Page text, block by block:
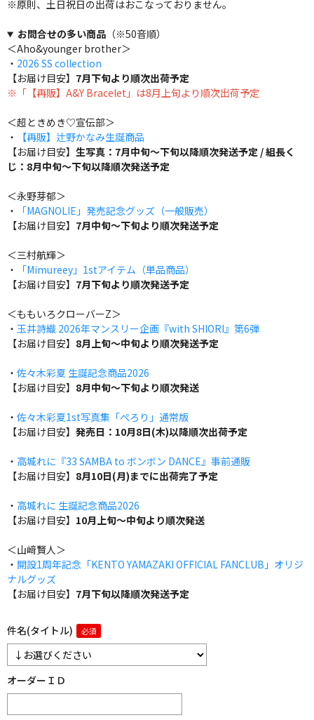
※原則、土日祝日の出荷はおこなっておりません。
お問合せの多い商品（※50音順）
＜Aho&younger brother＞
・ 2026 SS collection
【お届け目安】 7月下旬より順次出荷予定
※「【再販】A&Y Bracelet」は8月上旬より順次出荷予定
＜超ときめき♡宣伝部＞
・
【再販】辻野かなみ生誕商品
【お届け目安】 生写真：7月中旬～下旬以降順次発送予定 / 組長く
じ：8月中旬～下旬以降順次発送予定
＜永野芽郁＞
・
「MAGNOLIE」発売記念グッズ（一般販売）
【お届け目安】 7月中旬～下旬より順次発送予定
＜三村航輝＞
・
「Mimureey」1stアイテム（単品商品）
【お届け目安】 7月下旬より順次発送予定
＜ももいろクローバーZ＞
・ 玉井詩織 2026年マンスリー企画『with SHIORI』第6弾
【お届け目安】 8月上旬～中旬より順次発送予定
・ 佐々木彩夏 生誕記念商品2026
【お届け目安】 8月中旬～下旬より順次発送
・ 佐々木彩夏1st写真集「ぺろり」通常版
【お届け目安】 発売日：10月8日(木)以降順次出荷予定
・ 高城れに『33 SAMBA to ボンボン DANCE』事前通販
【お届け目安】 8月10日(月)までに出荷完了予定
・ 高城れに 生誕記念商品2026
【お届け目安】 10月上旬～中旬より順次発送
＜山﨑賢人＞
・ 開設1周年記念「KENTO YAMAZAKI OFFICIAL FANCLUB」オリジ
ナルグッズ
【お届け目安】 7月下旬以降順次発送予定
件名(タイトル)
オーダーＩＤ